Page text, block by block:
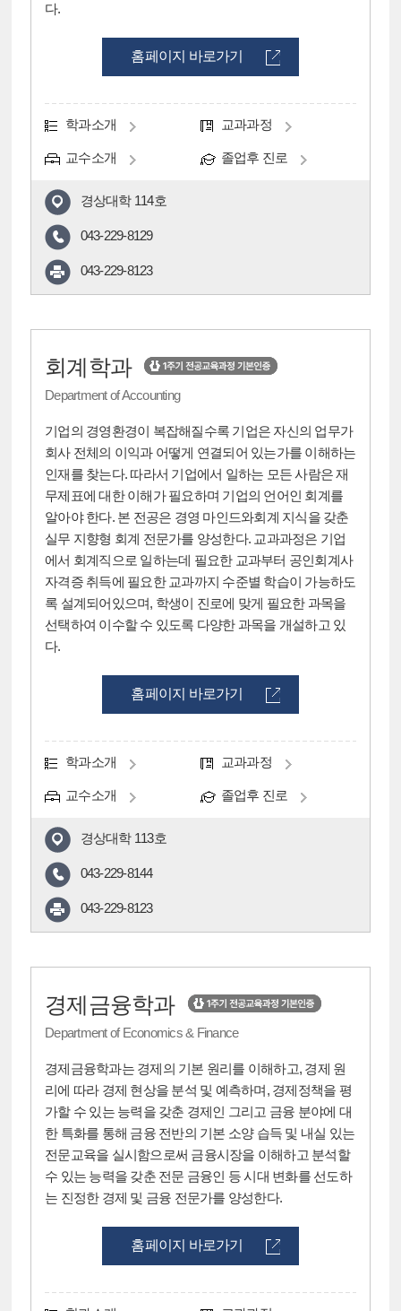
다.
홈페이지 바로가기
학과소개 교과과정
교수소개 졸업후 진로
경상대학 114호
043-229-8129
043-229-8123
회계학과
Department of Accounting
기업의 경영환경이 복잡해질수록 기업은 자신의 업무가
회사 전체의 이익과 어떻게 연결되어 있는가를 이해하는
인재를 찾는다. 따라서 기업에서 일하는 모든 사람은 재
무제표에 대한 이해가 필요하며 기업의 언어인 회계를
알아야 한다. 본 전공은 경영 마인드와회계 지식을 갖춘
실무 지향형 회계 전문가를 양성한다. 교과과정은 기업
에서 회계직으로 일하는데 필요한 교과부터 공인회계사
자격증 취득에 필요한 교과까지 수준별 학습이 가능하도
록 설계되어있으며, 학생이 진로에 맞게 필요한 과목을
선택하여 이수할 수 있도록 다양한 과목을 개설하고 있
다.
홈페이지 바로가기
학과소개 교과과정
교수소개 졸업후 진로
경상대학 113호
043-229-8144
043-229-8123
경제금융학과
Department of Economics & Finance
경제금융학과는 경제의 기본 원리를 이해하고, 경제 원
리에 따라 경제 현상을 분석 및 예측하며, 경제정책을 평
가할 수 있는 능력을 갖춘 경제인 그리고 금융 분야에 대
한 특화를 통해 금융 전반의 기본 소양 습득 및 내실 있는
전문교육을 실시함으로써 금융시장을 이해하고 분석할
수 있는 능력을 갖춘 전문 금융인 등 시대 변화를 선도하
는 진정한 경제 및 금융 전문가를 양성한다.
홈페이지 바로가기